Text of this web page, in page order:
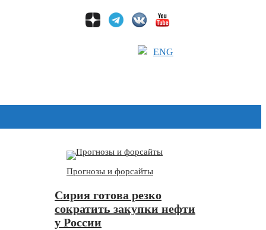
ENG
Прогнозы и форсайты
Сирия готова резко
сократить закупки нефти
у России